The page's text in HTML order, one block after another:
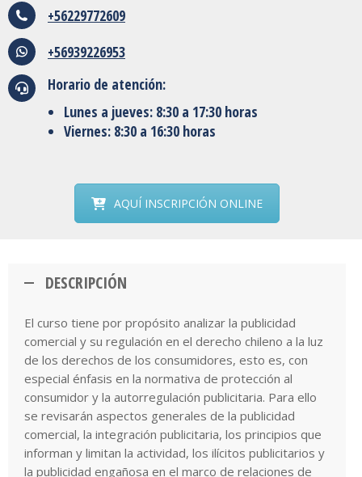
+56229772609
+56939226953
Horario de atención:
Lunes a jueves: 8:30 a 17:30 horas
Viernes: 8:30 a 16:30 horas
AQUÍ INSCRIPCIÓN ONLINE
DESCRIPCIÓN
El curso tiene por propósito analizar la publicidad
comercial y su regulación en el derecho chileno a la luz
de los derechos de los consumidores, esto es, con
especial énfasis en la normativa de protección al
consumidor y la autorregulación publicitaria. Para ello
se revisarán aspectos generales de la publicidad
comercial, la integración publicitaria, los principios que
informan y limitan la actividad, los ilícitos publicitarios y
la publicidad engañosa en el marco de relaciones de